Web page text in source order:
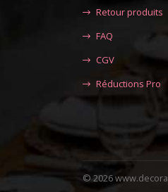
Retour produits
FAQ
CGV
Réductions Pro
© 2026